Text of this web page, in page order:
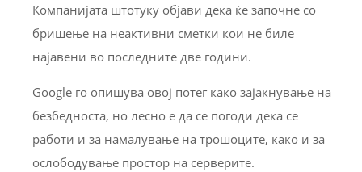
Компанијата штотуку објави дека ќе започне со
бришење на неактивни сметки кои не биле
најавени во последните две години.
Google го опишува овој потег како зајакнување на
безбедноста, но лесно е да се погоди дека се
работи и за намалување на трошоците, како и за
ослободување простор на серверите.